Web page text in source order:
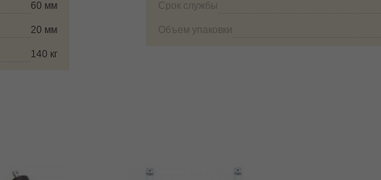
60 мм
20 мм
140 кг
Срок службы
Объем упаковки